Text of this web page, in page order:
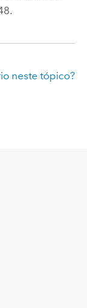
neste tópico?